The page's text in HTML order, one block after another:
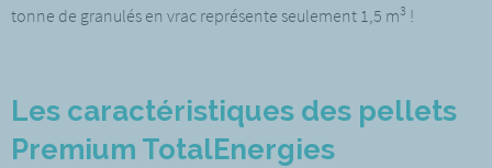
tonne de granulés en vrac représente seulement 1,5 m3 !
Les caractéristiques des pellets
Premium TotalEnergies